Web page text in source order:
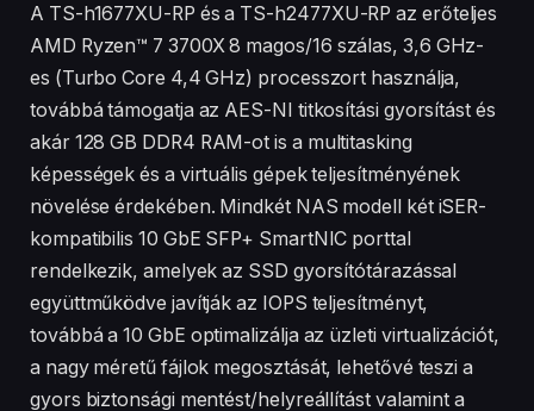
A TS-h1677XU-RP és a TS-h2477XU-RP az erőteljes
AMD Ryzen™ 7 3700X 8 magos/16 szálas, 3,6 GHz-
es (Turbo Core 4,4 GHz) processzort használja,
továbbá támogatja az AES-NI titkosítási gyorsítást és
akár 128 GB DDR4 RAM-ot is a multitasking
képességek és a virtuális gépek teljesítményének
növelése érdekében. Mindkét NAS modell két iSER-
kompatibilis 10 GbE SFP+ SmartNIC porttal
rendelkezik, amelyek az SSD gyorsítótárazással
együttműködve javítják az IOPS teljesítményt,
továbbá a 10 GbE optimalizálja az üzleti virtualizációt,
a nagy méretű fájlok megosztását, lehetővé teszi a
gyors biztonsági mentést/helyreállítást valamint a